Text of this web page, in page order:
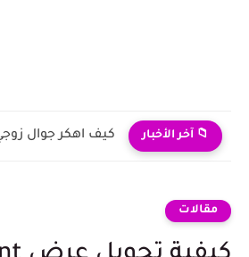
📁 آخر الأخبار
مقالات